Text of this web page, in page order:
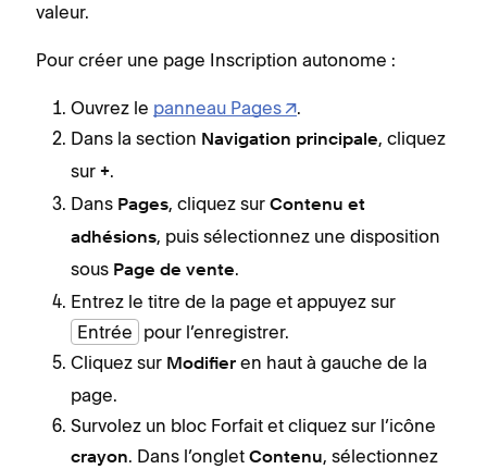
valeur.
Pour créer une page Inscription autonome :
Ouvrez le panneau Pages
.
Dans la section Navigation principale, cliquez
sur +.
Dans Pages, cliquez sur Contenu et
adhésions, puis sélectionnez une disposition
sous Page de vente.
Entrez le titre de la page et appuyez sur
Entrée pour l’enregistrer.
Cliquez sur Modifier en haut à gauche de la
page.
Survolez un bloc Forfait et cliquez sur l’icône
crayon. Dans l’onglet Contenu, sélectionnez